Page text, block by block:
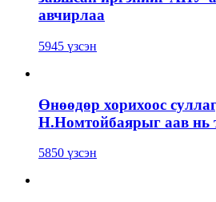
авчирлаа
5945 үзсэн
Өнөөдөр хорихоос
Н.Номтойбаярыг аав нь
5850 үзсэн